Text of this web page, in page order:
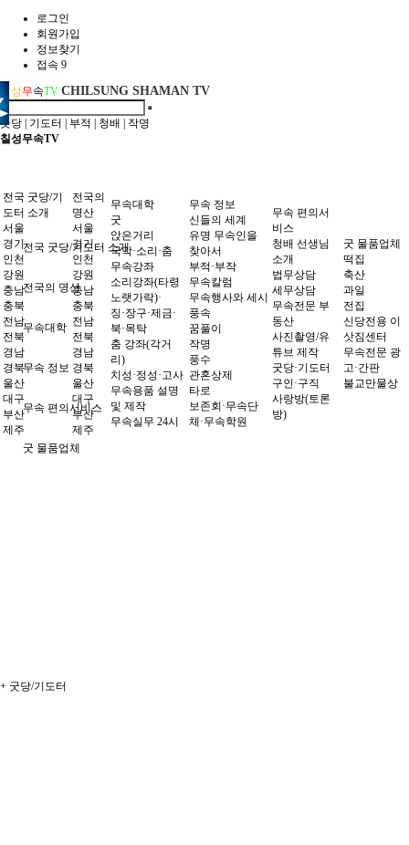
로그인
회원가입
정보찾기
접속 9
칠 성무속TV CHILSUNG SHAMAN TV
굿당 기도터 부적 청배
작명
칠성무속TV
전국 굿당/기도터 소개
전국의 명산
무속대학
무속 정보
무속 편의서비스
굿 물품업체
전국 굿당/기
도터 소개
서울
경기
인천
강원
충남
충북
전남
전북
경남
경북
울산
대구
부산
제주
전국의
명산
서울
경기
인천
강원
충남
충북
전남
전북
경남
경북
울산
대구
부산
제주
무속대학
굿
앉은거리
국악·소리·춤
무속강좌
소리강좌(타령
노랫가락)·
징·장구·제금·
북·목탁
춤 강좌(각거
리)
치성·정성·고사
무속용품 설명
및 제작
무속실무 24시
무속 정보
신들의 세계
유명 무속인을
찾아서
부적·부작
무속칼럼
무속행사와 세시
풍속
꿈풀이
작명
풍수
관혼상제
타로
보존회·무속단
체·무속학원
무속 편의서
비스
청배 선생님
소개
법무상담
세무상담
무속전문 부
동산
사진촬영/유
튜브 제작
굿당·기도터
구인·구직
사랑방(토론
방)
굿 물품업체
떡집
축산
과일
전집
신당전용 이
삿짐센터
무속전문 광
고·간판
불교만물상
+ 굿당/기도터